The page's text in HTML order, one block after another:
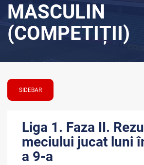
MASCULIN
(COMPETIȚII)
SIDEBAR
Liga 1. Faza II.
meciului jucat luni
a 9-a